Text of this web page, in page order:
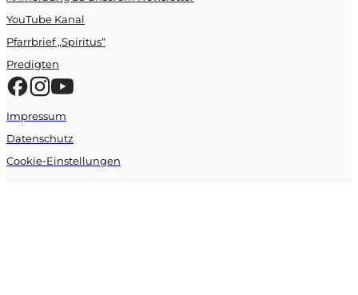
YouTube Kanal
Pfarrbrief „Spiritus“
Predigten
Impressum
Datenschutz
Cookie-Einstellungen